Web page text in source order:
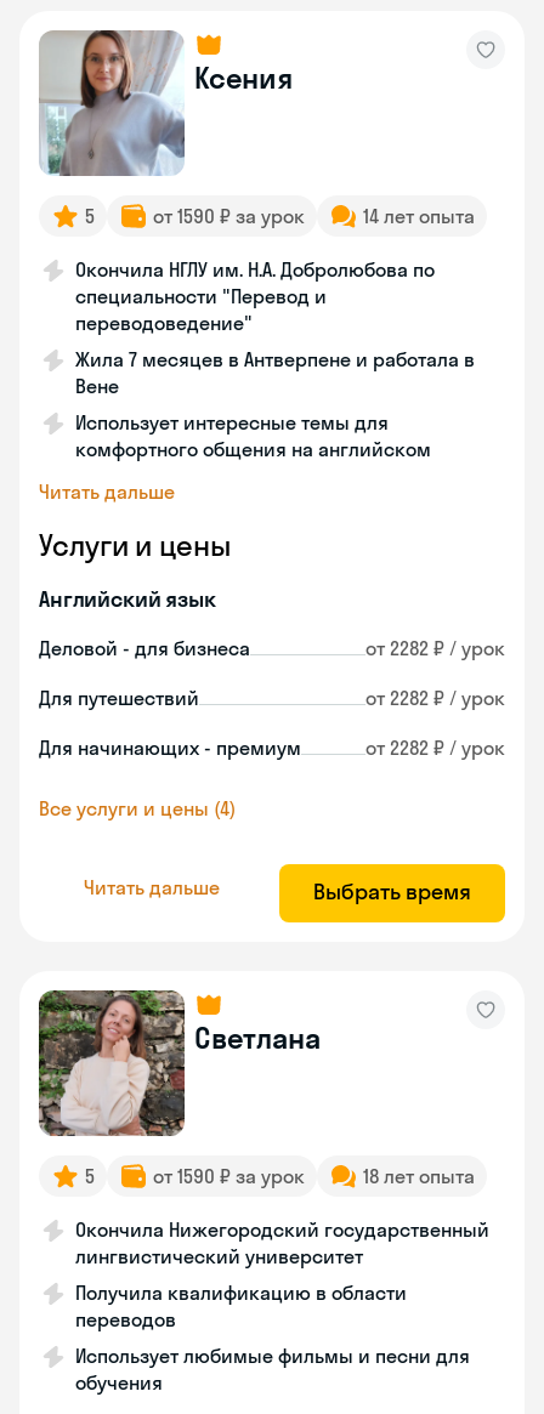
Ксения
5 от 1590 ₽ за урок 14 лет опыта
Окончила НГЛУ им. Н.А. Добролюбова по
специальности "Перевод и
переводоведение"
Жила 7 месяцев в Антверпене и работала в
Вене
Использует интересные темы для
комфортного общения на английском
Читать дальше
Услуги и цены
Английский язык
Деловой - для бизнеса от 2282 ₽ / урок
Для путешествий от 2282 ₽ / урок
Для начинающих - премиум от 2282 ₽ / урок
Все услуги и цены (4)
Читать дальше Выбрать время
Светлана
5 от 1590 ₽ за урок 18 лет опыта
Окончила Нижегородский государственный
лингвистический университет
Получила квалификацию в области
переводов
Использует любимые фильмы и песни для
обучения